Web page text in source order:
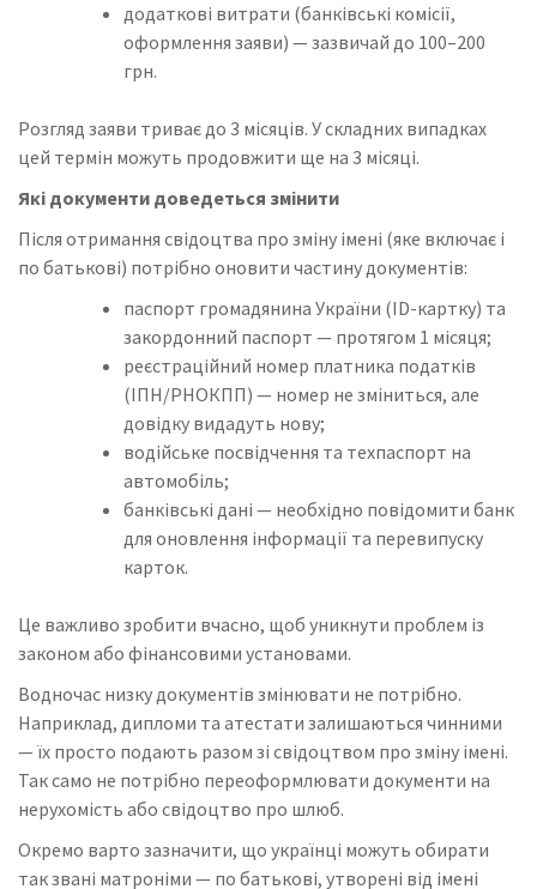
додаткові витрати (банківські комісії,
оформлення заяви) — зазвичай до 100–200
грн.
Розгляд заяви триває до 3 місяців. У складних випадках
цей термін можуть продовжити ще на 3 місяці.
Які документи доведеться змінити
Після отримання свідоцтва про зміну імені (яке включає і
по батькові) потрібно оновити частину документів:
паспорт громадянина України (ID-картку) та
закордонний паспорт — протягом 1 місяця;
реєстраційний номер платника податків
(ІПН/РНОКПП) — номер не зміниться, але
довідку видадуть нову;
водійське посвідчення та техпаспорт на
автомобіль;
банківські дані — необхідно повідомити банк
для оновлення інформації та перевипуску
карток.
Це важливо зробити вчасно, щоб уникнути проблем із
законом або фінансовими установами.
Водночас низку документів змінювати не потрібно.
Наприклад, дипломи та атестати залишаються чинними
— їх просто подають разом зі свідоцтвом про зміну імені.
Так само не потрібно переоформлювати документи на
нерухомість або свідоцтво про шлюб.
Окремо варто зазначити, що українці можуть обирати
так звані матроніми — по батькові, утворені від імені